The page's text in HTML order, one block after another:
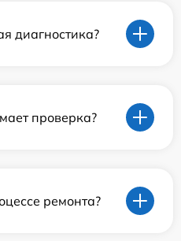
диагностика?
проверка?
ремонта?